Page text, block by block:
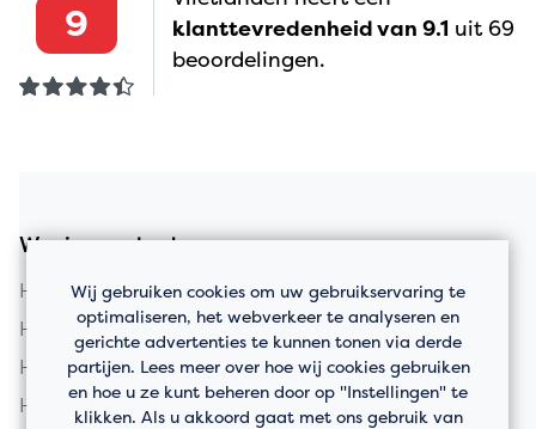
9
klanttevredenheid van 9.1 uit 69
beoordelingen.
Woningaanbod
Huis kopen in Vlaardingen
Huis kopen in Schiedam
Huis kopen in Rotterdam
Huis kopen in Maassluis
Wij gebruiken cookies om uw gebruikservaring te
optimaliseren, het webverkeer te analyseren en
gerichte advertenties te kunnen tonen via derde
partijen. Lees meer over hoe wij cookies gebruiken
en hoe u ze kunt beheren door op "Instellingen" te
klikken. Als u akkoord gaat met ons gebruik van